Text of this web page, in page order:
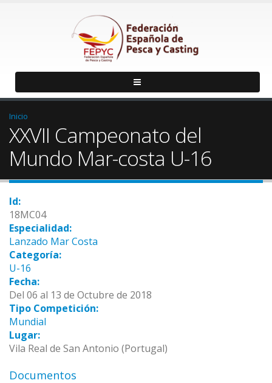
Inicio
XXVII Campeonato del
Mundo Mar-costa U-16
Id:
18MC04
Especialidad:
Lanzado Mar Costa
Categoría:
U-16
Fecha:
Del 06 al 13 de Octubre de 2018
Tipo Competición:
Mundial
Lugar:
Vila Real de San Antonio (Portugal)
Documentos